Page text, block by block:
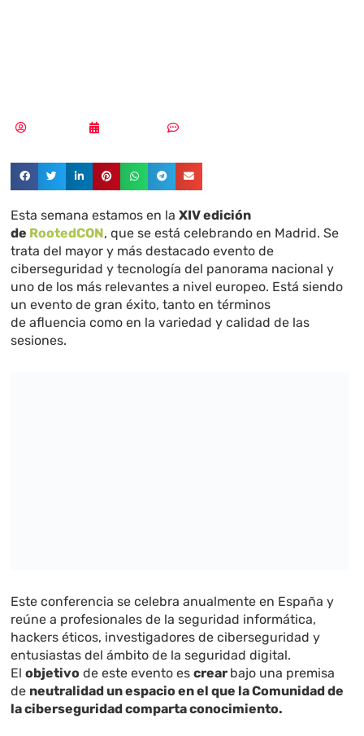
Esta semana estamos en laXIV edición
de RootedCON, que se está celebrando en Madrid. Se
trata del mayor y más destacado evento de
ciberseguridad y tecnología del panorama nacional y
uno de los más relevantes a nivel europeo. Está siendo
un evento de gran éxito, tanto en términos
de afluencia como en la variedad y calidad de las
sesiones.
Este conferencia se celebra anualmente en España y
reúne a profesionales de la seguridad informática,
hackers éticos, investigadores de ciberseguridad y
entusiastas del ámbito de la seguridad digital.
Elobjetivo de este evento escrear bajo una premisa
de neutralidad un espacio en el que la Comunidad de
la ciberseguridad comparta conocimiento.